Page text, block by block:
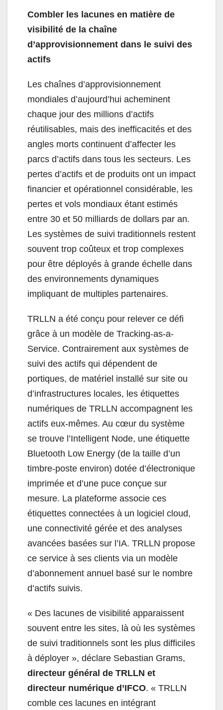
Combler les lacunes en matière de
visibilité de la chaîne
d’approvisionnement dans le suivi des
actifs
Les chaînes d’approvisionnement
mondiales d’aujourd’hui acheminent
chaque jour des millions d’actifs
réutilisables, mais des inefficacités et des
angles morts continuent d’affecter les
parcs d’actifs dans tous les secteurs. Les
pertes d’actifs et de produits ont un impact
financier et opérationnel considérable, les
pertes et vols mondiaux étant estimés
entre 30 et 50 milliards de dollars par an.
Les systèmes de suivi traditionnels restent
souvent trop coûteux et trop complexes
pour être déployés à grande échelle dans
des environnements dynamiques
impliquant de multiples partenaires.
TRLLN a été conçu pour relever ce défi
grâce à un modèle de Tracking-as-a-
Service. Contrairement aux systèmes de
suivi des actifs qui dépendent de
portiques, de matériel installé sur site ou
d’infrastructures locales, les étiquettes
numériques de TRLLN accompagnent les
actifs eux-mêmes. Au cœur du système
se trouve l’Intelligent Node, une étiquette
Bluetooth Low Energy (de la taille d’un
timbre-poste environ) dotée d’électronique
imprimée et d’une puce conçue sur
mesure. La plateforme associe ces
étiquettes connectées à un logiciel cloud,
une connectivité gérée et des analyses
avancées basées sur l’IA. TRLLN propose
ce service à ses clients via un modèle
d’abonnement annuel basé sur le nombre
d’actifs suivis.
« Des lacunes de visibilité apparaissent
souvent entre les sites, là où les systèmes
de suivi traditionnels sont les plus difficiles
à déployer », déclare Sebastian Grams,
directeur général de TRLLN et
directeur numérique d’IFCO. « TRLLN
comble ces lacunes en intégrant